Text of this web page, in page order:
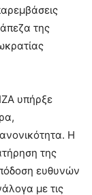
της
υπήρξε
Η
της
ευθυνών
με τις